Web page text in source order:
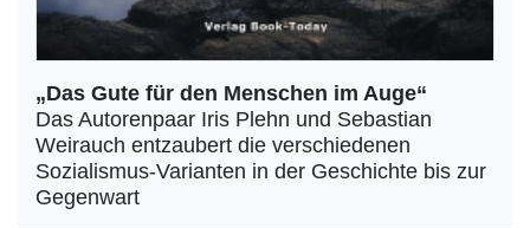
„Das Gute für den Menschen im Auge“
Das Autorenpaar Iris Plehn und Sebastian
Weirauch entzaubert die verschiedenen
Sozialismus-Varianten in der Geschichte bis zur
Gegenwart